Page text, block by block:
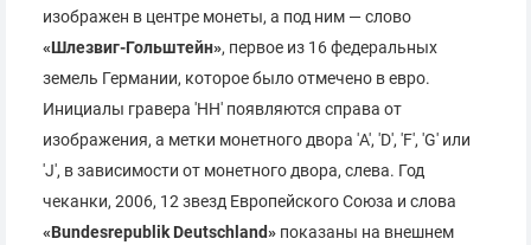
изображен в центре монеты, а под ним — слово
«Шлезвиг-Гольштейн», первое из 16 федеральных
земель Германии, которое было отмечено в евро.
Инициалы гравера 'HH' появляются справа от
изображения, а метки монетного двора 'A', 'D', 'F', 'G' или
'J', в зависимости от монетного двора, слева. Год
чеканки, 2006, 12 звезд Европейского Союза и слова
«Bundesrepublik Deutschland» показаны на внешнем